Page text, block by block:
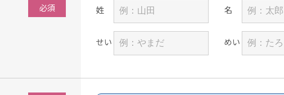
必須 姓 名
せい めい